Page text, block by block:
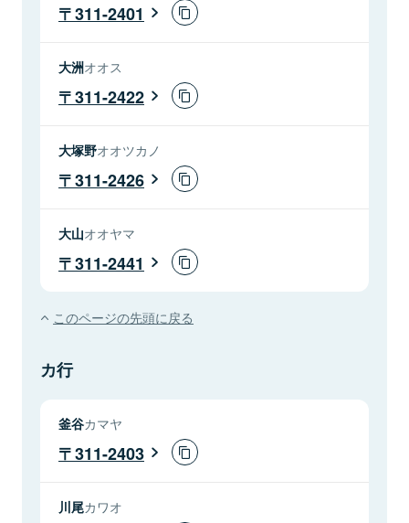
311-2401
大洲オオス
311-2422
大塚野オオツカノ
311-2426
大山オオヤマ
311-2441
このページの先頭に戻る
カ行
釜谷カマヤ
311-2403
川尾カワオ